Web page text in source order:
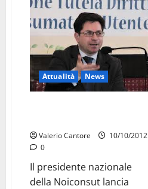
Attualità News
Valerio Cantore
10/10/2012
0
Il presidente nazionale
della Noiconsut lancia